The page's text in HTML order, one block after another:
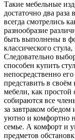
Такие мебельные
достаточно два
всегда смотрелись
разнообразие
быть выполнены в
классического
Следовательно
способен купить
непосредственно
представить в
мебели, как простой
собираются все
за завтраком
уютно и комфортно
семье. А комфорт и
предметов